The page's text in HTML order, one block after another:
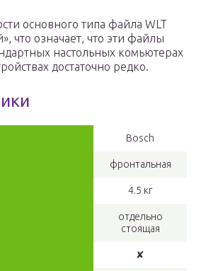
основного типа файла WLT
что означает, что эти файлы
настольных комьютерах
достаточно редко.
Bosch
фронтальная
4.5 кг
отдельно
стоящая
✘